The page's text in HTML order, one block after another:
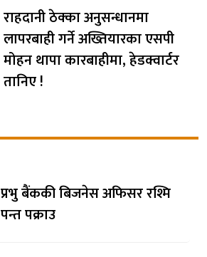
राहदानी ठेक्का अनुसन्धानमा
लापरबाही गर्ने अख्तियारका एसपी
मोहन थापा कारबाहीमा, हेडक्वार्टर
तानिए !
प्रभु बैंककी बिजनेस अफिसर रश्मि
पन्त पक्राउ